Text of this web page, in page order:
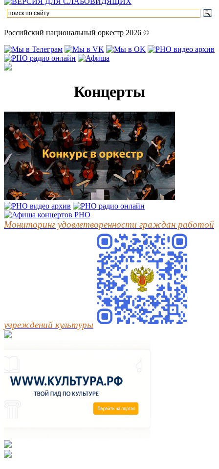
Российский национальный оркестр 2026 ©
Концерты
Мониторинг удовлетворенности граждан работой
учреждений культуры